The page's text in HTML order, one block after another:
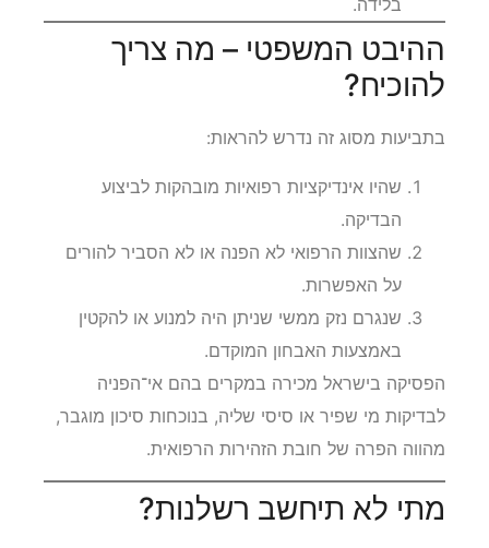
בלידה.
ההיבט המשפטי – מה צריך
להוכיח?
בתביעות מסוג זה נדרש להראות:
שהיו אינדיקציות רפואיות מובהקות לביצוע
הבדיקה.
שהצוות הרפואי לא הפנה או לא הסביר להורים
על האפשרות.
שנגרם נזק ממשי שניתן היה למנוע או להקטין
באמצעות האבחון המוקדם.
הפסיקה בישראל מכירה במקרים בהם אי־הפניה
לבדיקות מי שפיר או סיסי שליה, בנוכחות סיכון מוגבר,
מהווה הפרה של חובת הזהירות הרפואית.
מתי לא תיחשב רשלנות?